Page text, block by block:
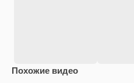
Похожие видео